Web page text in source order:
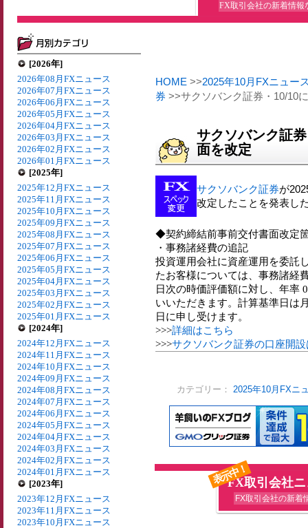
FX取引会社の新着情報
[2026年]
2026年08月FXニュース
2026年07月FXニュース
2026年06月FXニュース
2026年05月FXニュース
2026年04月FXニュース
2026年03月FXニュース
2026年02月FXニュース
2026年01月FXニュース
[2025年]
2025年12月FXニュース
2025年11月FXニュース
2025年10月FXニュース
2025年09月FXニュース
2025年08月FXニュース
2025年07月FXニュース
2025年06月FXニュース
2025年05月FXニュース
2025年04月FXニュース
2025年03月FXニュース
2025年02月FXニュース
2025年01月FXニュース
[2024年]
2024年12月FXニュース
2024年11月FXニュース
2024年10月FXニュース
2024年09月FXニュース
2024年08月FXニュース
2024年07月FXニュース
2024年06月FXニュース
2024年05月FXニュース
2024年04月FXニュース
2024年03月FXニュース
2024年02月FXニュース
2024年01月FXニュース
[2023年]
2023年12月FXニュース
2023年11月FXニュース
2023年10月FXニュース
HOME >>2025年10月FXニュー
券 >>サクソバンク証券・10/10
サクソバンク証
面を改定
サクソバンク証券が
改定したことを発表し
◆契約締結前事前交付書面改定
・事務諸経費の追記
投資運用会社に資産運用を委託
たお客様については、事務諸経
日次の時価評価額に対し、年率
いいただきます。計算基準日は
日に申し受けます。
>>>詳細はこちら
>>>サクソバンク証券の口座開
カテゴリー： 2025年10月FXニ
表示中！
FX取引会社
FX取引会社の新着